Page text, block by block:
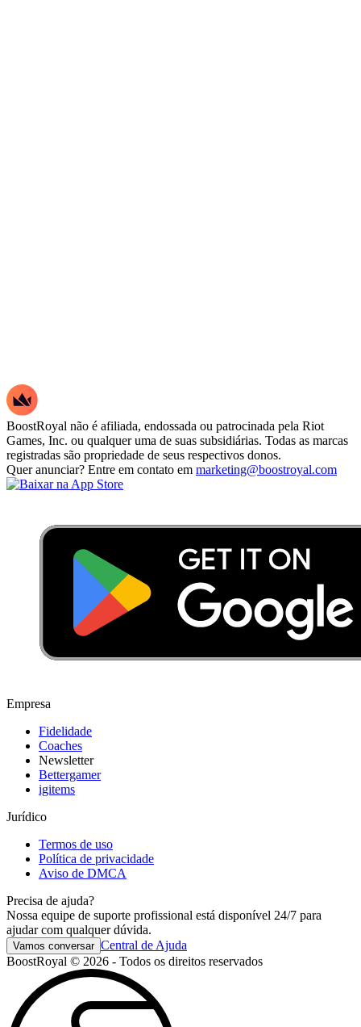
BoostRoyal não é afiliada, endossada ou patrocinada pela Riot
Games, Inc. ou qualquer uma de suas subsidiárias. Todas as marcas
registradas são propriedade de seus respectivos donos.
Quer anunciar? Entre em contato em marketing@boostroyal.com
Empresa
Fidelidade
Coaches
Newsletter
Bettergamer
igitems
Jurídico
Termos de uso
Política de privacidade
Aviso de DMCA
Precisa de ajuda?
Nossa equipe de suporte profissional está disponível 24/7 para
ajudar com qualquer dúvida.
Vamos conversar Central de Ajuda
BoostRoyal © 2026 - Todos os direitos reservados